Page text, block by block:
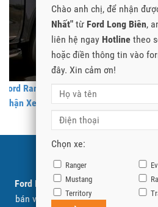
Ford RangerTrả Góp 2026 – Thủ Tục
Nhận Xe Sớm
SHOWROOM FORD
Ford Long Biênlà đại lý cấp 1 ủy
bán và giới thiệu các sản phẩm xe
Chào anh chị, để nhận
Nhất" từ Ford Long Biên,
liên hệ ngay Hotline theo
hoặc điền thông tin vào
đây. Xin cảm ơn!
Chọn xe:
Ranger
Mustang
Territory